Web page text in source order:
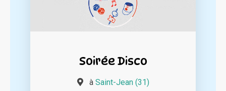
Soirée Disco
à Saint-Jean (31)